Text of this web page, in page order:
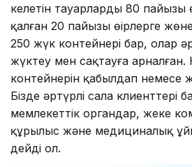
келетін тауарлардың 80
қалған 20 пайызы өңірлерге
250 жүк контейнері бар, олар
жүктеу мен сақтауға арналған.
контейнерін қабылдап немесе
Бізде әртүрлі сала клиенттері
мемлекеттік органдар, жеке
құрылыс және медициналық
дейді ол.